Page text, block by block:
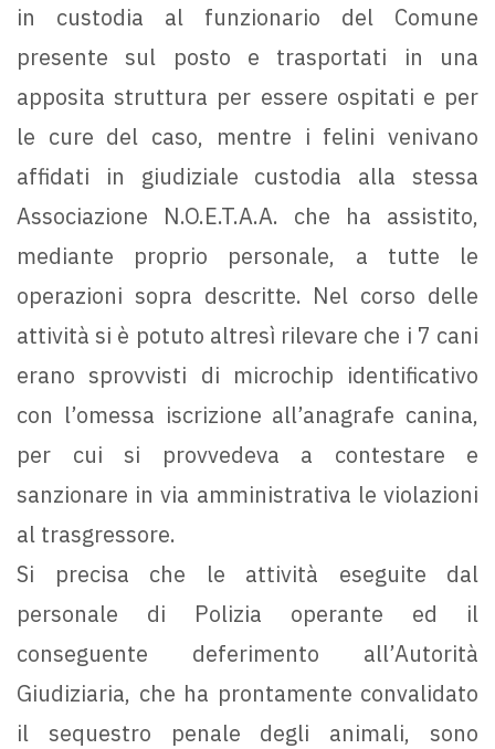
in custodia al funzionario del Comune
presente sul posto e trasportati in una
apposita struttura per essere ospitati e per
le cure del caso, mentre i felini venivano
affidati in giudiziale custodia alla stessa
Associazione N.O.E.T.A.A. che ha assistito,
mediante proprio personale, a tutte le
operazioni sopra descritte. Nel corso delle
attività si è potuto altresì rilevare che i 7 cani
erano sprovvisti di microchip identificativo
con l’omessa iscrizione all’anagrafe canina,
per cui si provvedeva a contestare e
sanzionare in via amministrativa le violazioni
al trasgressore.
Si precisa che le attività eseguite dal
personale di Polizia operante ed il
conseguente deferimento all’Autorità
Giudiziaria, che ha prontamente convalidato
il sequestro penale degli animali, sono